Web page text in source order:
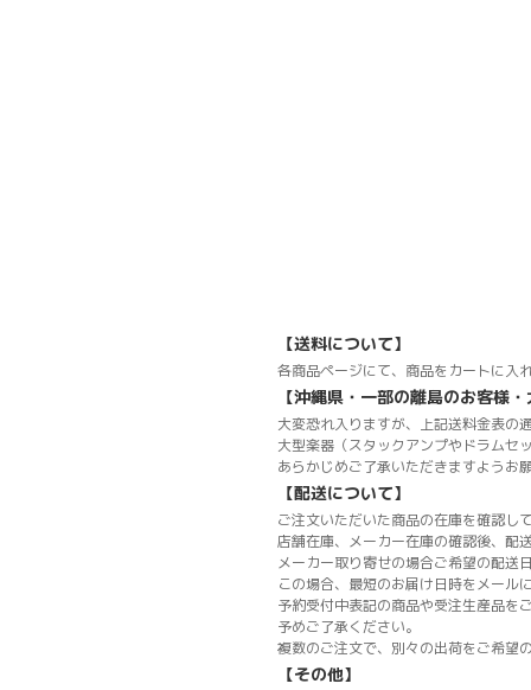
【送料について】
各商品ページにて、商品をカートに入
【沖縄県・一部の離島のお客様
大変恐れ入りますが、上記送料金表の
大型楽器（スタックアンプやドラムセ
あらかじめご了承いただきますようお
【配送について】
ご注文いただいた商品の在庫を確認し
店舗在庫、メーカー在庫の確認後、配
メーカー取り寄せの場合ご希望の配送
この場合、最短のお届け日時をメール
予約受付中表記の商品や受注生産品を
予めご了承ください。
複数のご注文で、別々の出荷をご希望
【その他】